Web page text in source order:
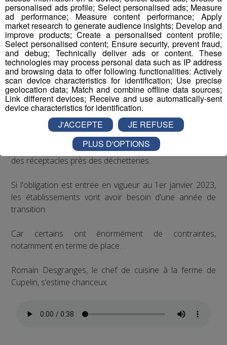
les cuisines centrales, comme celles des établissements
scolaires ou encore des hôpitaux.
Jean-Marc Peillex est le président de la communauté de
communes.
Ces solutions pourront être individuelles, par exemple un
composteur dans le jardin, ou collectives, par exemple
des réceptacles près des déchetteries.
Si l'obligation est entrée en vigueur au 1er janvier 2023,
les établissements vont avoir besoin d'une année de
transition.
Car certains ont énormément de contraintes,
notamment en terme de place.
Romain Desgranges, le chef de cuisine à la ferme de
Cupelin, s’estime chanceux.
personalised ads profile; Select personalised ads; Measure
ad performance; Measure content performance; Apply
market research to generate audience insights; Develop and
improve products; Create a personalised content profile;
Select personalised content; Ensure security, prevent fraud,
and debug; Technically deliver ads or content. These
technologies may process personal data such as IP address
and browsing data to offer following functionalities: Actively
scan device characteristics for identification; Use precise
geolocation data; Match and combine offline data sources;
Link different devices; Receive and use automatically-sent
device characteristics for identification.
J'ACCEPTE
JE REFUSE
PLUS D'OPTIONS